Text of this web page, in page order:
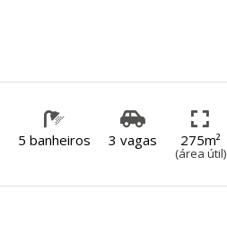
5 banheiros 3 vagas 275m²
(área útil)